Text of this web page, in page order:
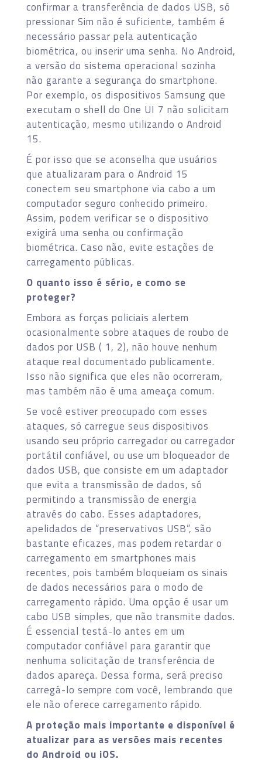
confirmar a transferência de dados USB, só
pressionar Sim não é suficiente, também é
necessário passar pela autenticação
biométrica, ou inserir uma senha. No Android,
a versão do sistema operacional sozinha
não garante a segurança do smartphone.
Por exemplo, os dispositivos Samsung que
executam o shell do One UI 7 não solicitam
autenticação, mesmo utilizando o Android
15.
É por isso que se aconselha que usuários
que atualizaram para o Android 15
conectem seu smartphone via cabo a um
computador seguro conhecido primeiro.
Assim, podem verificar se o dispositivo
exigirá uma senha ou confirmação
biométrica. Caso não, evite estações de
carregamento públicas.
O quanto isso é sério, e como se
proteger?
Embora as forças policiais alertem
ocasionalmente sobre ataques de roubo de
dados por USB ( 1, 2), não houve nenhum
ataque real documentado publicamente.
Isso não significa que eles não ocorreram,
mas também não é uma ameaça comum.
Se você estiver preocupado com esses
ataques, só carregue seus dispositivos
usando seu próprio carregador ou carregador
portátil confiável, ou use um bloqueador de
dados USB, que consiste em um adaptador
que evita a transmissão de dados, só
permitindo a transmissão de energia
através do cabo. Esses adaptadores,
apelidados de “preservativos USB”, são
bastante eficazes, mas podem retardar o
carregamento em smartphones mais
recentes, pois também bloqueiam os sinais
de dados necessários para o modo de
carregamento rápido. Uma opção é usar um
cabo USB simples, que não transmite dados.
É essencial testá-lo antes em um
computador confiável para garantir que
nenhuma solicitação de transferência de
dados apareça. Dessa forma, será preciso
carregá-lo sempre com você, lembrando que
ele não oferece carregamento rápido.
A proteção mais importante e disponível é
atualizar para as versões mais recentes
do Android ou iOS.